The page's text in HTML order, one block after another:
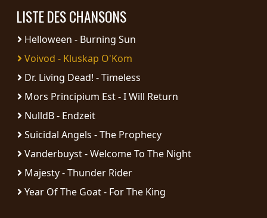
POLITIQUE
DE
CONFIDENTIALITÉ
RETOURS
CREDITS
CHOISIR
UN
LISTE DES CHANSONS
Helloween - Burning Sun
Voivod - Kluskap O'Kom
Dr. Living Dead! - Timeless
Mors Principium Est - I Will Return
NulldB - Endzeit
Suicidal Angels - The Prophecy
Vanderbuyst - Welcome To The Night
Majesty - Thunder Rider
Year Of The Goat - For The King